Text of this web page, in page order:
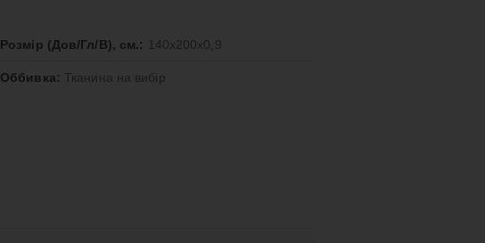
Розмір (Дов/Гл/В), см.: 140x200x0,9
Оббивка: Тканина на вибір